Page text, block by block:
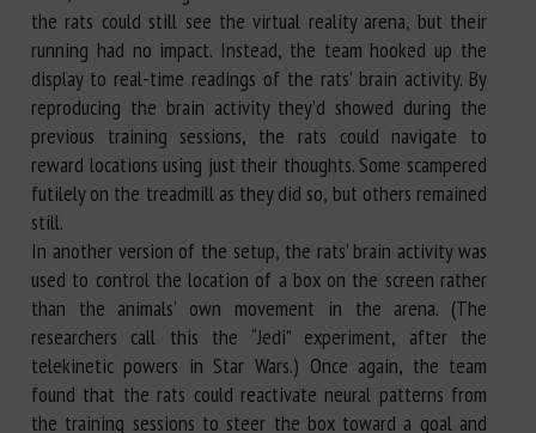
the rats could still see the virtual reality arena, but their
running had no impact. Instead, the team hooked up the
display to real-time readings of the rats’ brain activity. By
reproducing the brain activity they’d showed during the
previous training sessions, the rats could navigate to
reward locations using just their thoughts. Some scampered
futilely on the treadmill as they did so, but others remained
still.
In another version of the setup, the rats’ brain activity was
used to control the location of a box on the screen rather
than the animals’ own movement in the arena. (The
researchers call this the “Jedi” experiment, after the
telekinetic powers in Star Wars.) Once again, the team
found that the rats could reactivate neural patterns from
the training sessions to steer the box toward a goal and